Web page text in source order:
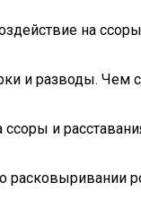
на
и разводы. Чем
и